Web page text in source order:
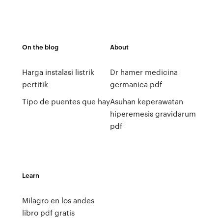
On the blog
Harga instalasi listrik
pertitik
Tipo de puentes que hay
About
Dr hamer medicina
germanica pdf
Asuhan keperawatan
hiperemesis gravidarum
pdf
Learn
Milagro en los andes
libro pdf gratis